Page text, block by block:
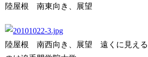
陸屋根 南東向き、展望
陸屋根 南西向き、展望 遠くに見える